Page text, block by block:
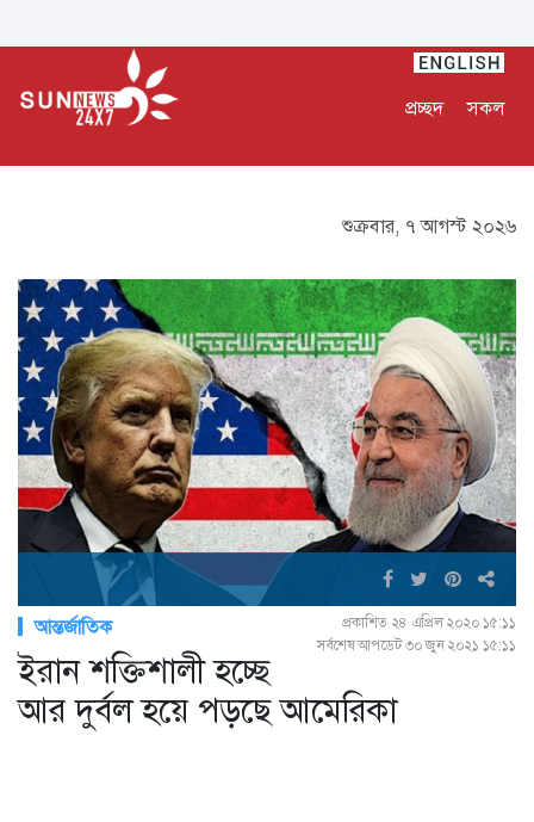
প্রচ্ছদ সকল
শুক্রবার, ৭ আগস্ট ২০২৬
আন্তর্জাতিক
প্রকাশিত ২৪ এপ্রিল ২০২০ ১৫:১১
সর্বশেষ আপডেট ৩০ জুন ২০২১ ১৫:১১
ইরান শক্তিশালী হচ্ছে
আর দুর্বল হয়ে পড়ছে আমেরিকা